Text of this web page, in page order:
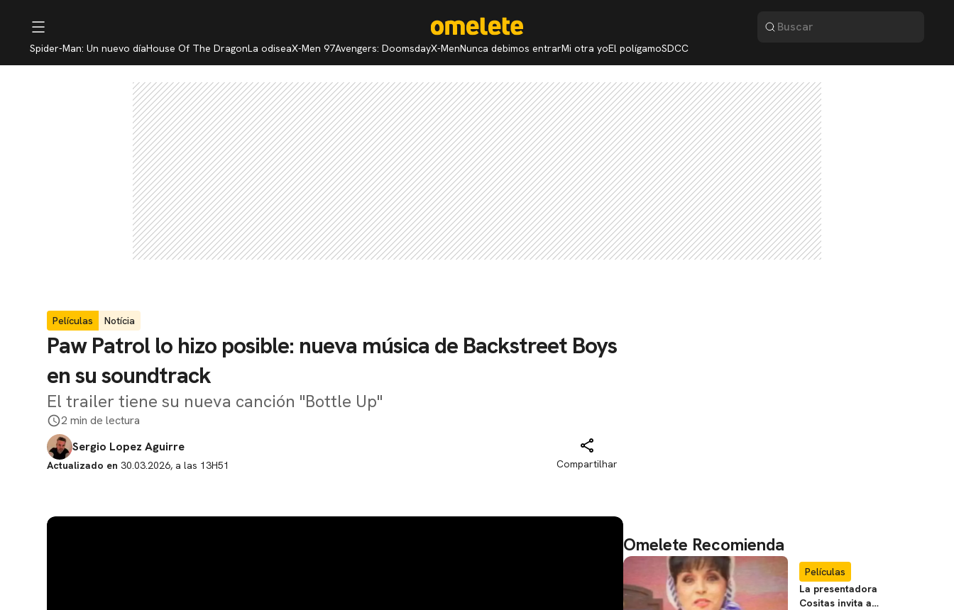
Spider-Man: Un nuevo díaHouse Of The DragonLa odiseaX-Men 97Avengers: DoomsdayX-MenNunca debimos entrarMi otra yoEl polígamoSDCC
Películas Notícia
Paw Patrol lo hizo posible: nueva música de Backstreet Boys
en su soundtrack
El trailer tiene su nueva canción "Bottle Up"
2 min de lectura
Sergio Lopez Aguirre
Actualizado en 30.03.2026, a las 13H51 Compartilhar
Omelete Recomienda
Películas
La presentadora
Cositas invita a